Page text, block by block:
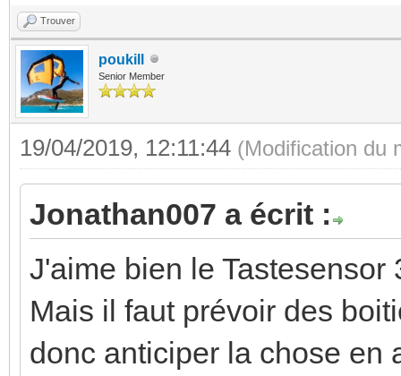
Trouver
poukill
Senior Member
19/04/2019, 12:11:44 (Modification du
Jonathan007 a écrit :
J'aime bien le Tastesensor
Mais il faut prévoir des
donc anticiper la chose en